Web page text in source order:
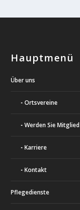
Hauptmenü
Über uns
Ortsvereine
Werden Sie Mitglied
Karriere
Kontakt
Pflegedienste